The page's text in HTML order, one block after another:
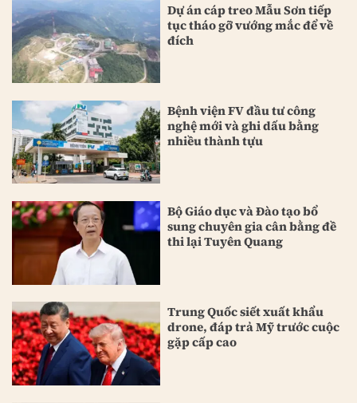
Dự án cáp treo Mẫu Sơn tiếp
tục tháo gỡ vướng mắc để về
đích
Bệnh viện FV đầu tư công
nghệ mới và ghi dấu bằng
nhiều thành tựu
Bộ Giáo dục và Đào tạo bổ
sung chuyên gia cân bằng đề
thi lại Tuyên Quang
Trung Quốc siết xuất khẩu
drone, đáp trả Mỹ trước cuộc
gặp cấp cao